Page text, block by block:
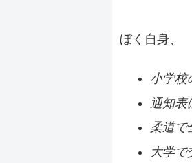
ぼく自身、
小学校
通知表
柔道で
大学で